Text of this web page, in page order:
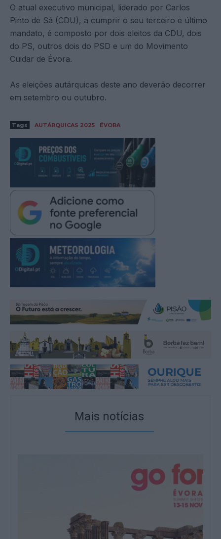
O atual executivo municipal, liderado por Carlos
Pinto de Sá (CDU), a cumprir o seu terceiro e último
mandato, é composto por dois eleitos da CDU, dois
do PS, outros dois do PSD e um do Movimento
Cuidar de Évora.
As eleições autárquicas deste ano deverão decorrer
em setembro ou outubro.
Tags AUTÁRQUICAS 2025 ÉVORA
Mais notícias